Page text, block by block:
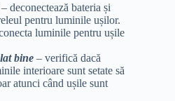
– deconectează bateria și
pentru luminile ușilor.
luminile pentru ușile
bine – verifică dacă
interioare sunt setate să
atunci când ușile sunt